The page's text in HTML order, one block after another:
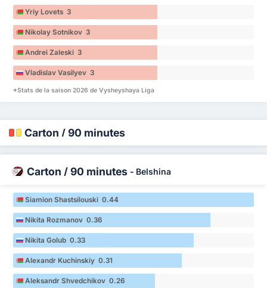
Yriy Lovets 3
Nikolay Sotnikov 3
Andrei Zaleski 3
Vladislav Vasilyev 3
*Stats de la saison 2026 de Vysheyshaya Liga
Carton / 90 minutes
Carton / 90 minutes - Belshina
Siamion Shastsilouski 0.44
Nikita Rozmanov 0.36
Nikita Golub 0.33
Alexandr Kuchinskiy 0.31
Aleksandr Shvedchikov 0.26